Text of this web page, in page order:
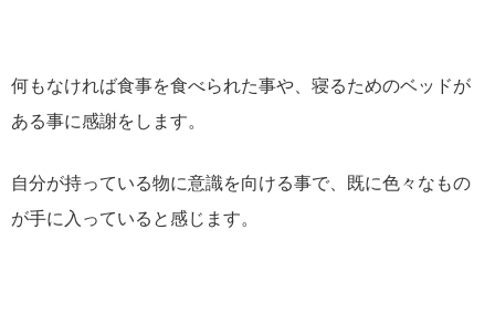
何もなければ食事を食べられた事や、寝るためのベッドが
ある事に感謝をします。
自分が持っている物に意識を向ける事で、既に色々なもの
が手に入っていると感じます。